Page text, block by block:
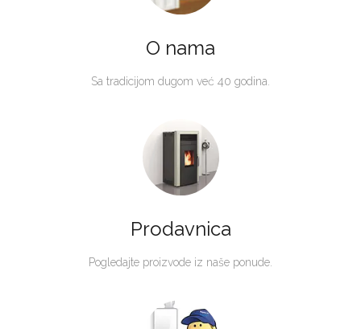
O nama
Sa tradicijom dugom već 40 godina.
Prodavnica
Pogledajte proizvode iz naše ponude.